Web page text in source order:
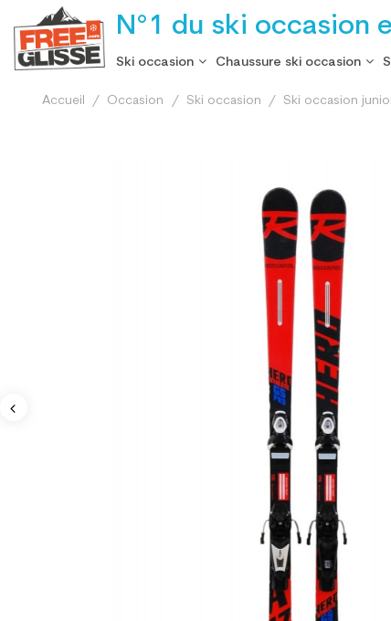
N°1 du ski occasion
Ski occasion Chaussure ski occasion
Accueil Occasion Ski occasion Ski occasion